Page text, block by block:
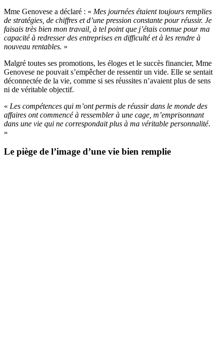
Mme Genovese a déclaré : « Mes journées étaient toujours remplies
de stratégies, de chiffres et d’une pression constante pour réussir. Je
faisais très bien mon travail, à tel point que j’étais connue pour ma
capacité à redresser des entreprises en difficulté et à les rendre à
nouveau rentables. »
Malgré toutes ses promotions, les éloges et le succès financier, Mme
Genovese ne pouvait s’empêcher de ressentir un vide. Elle se sentait
déconnectée de la vie, comme si ses réussites n’avaient plus de sens
ni de véritable objectif.
« Les compétences qui m’ont permis de réussir dans le monde des
affaires ont commencé à ressembler à une cage, m’emprisonnant
dans une vie qui ne correspondait plus à ma véritable personnalité.
»
Le piège de l’image d’une vie bien remplie